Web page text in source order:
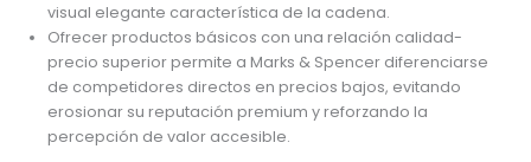
visual elegante característica de la cadena.
Ofrecer productos básicos con una relación calidad-
precio superior permite a Marks & Spencer diferenciarse
de competidores directos en precios bajos, evitando
erosionar su reputación premium y reforzando la
percepción de valor accesible.